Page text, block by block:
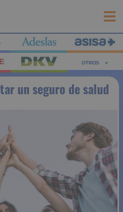
OTROS
un seguro de salud